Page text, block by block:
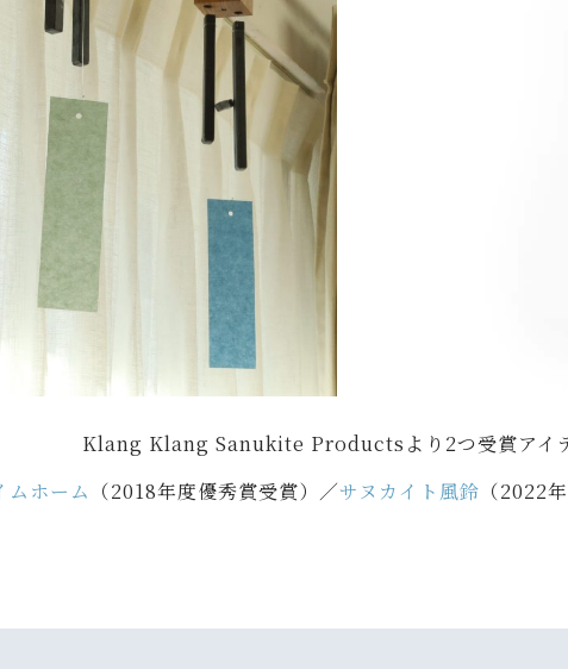
Klang Klang Sanukite Productsより2つ受賞アイテ
ムホーム （2018年度優秀賞受賞）／サヌカイト風鈴 （2022